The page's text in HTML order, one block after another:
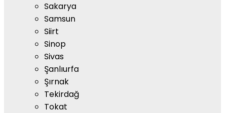
Sakarya
Samsun
Siirt
Sinop
Sivas
Şanlıurfa
Şırnak
Tekirdağ
Tokat